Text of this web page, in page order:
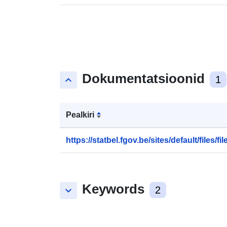
keyboard_arrow_up Dokumentatsioonid 1
Pealkiri
https://statbel.fgov.be/sites/default/files/
keyboard_arrow_down Keywords 2